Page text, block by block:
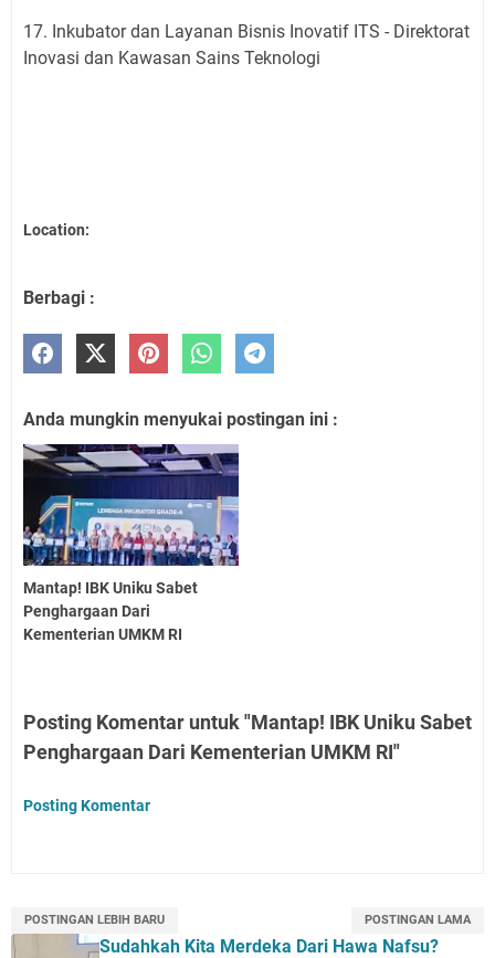
17. Inkubator dan Layanan Bisnis Inovatif ITS - Direktorat
Inovasi dan Kawasan Sains Teknologi
Location:
Berbagi :
Anda mungkin menyukai postingan ini :
Mantap! IBK Uniku Sabet
Penghargaan Dari
Kementerian UMKM RI
Posting Komentar untuk "Mantap! IBK Uniku Sabet
Penghargaan Dari Kementerian UMKM RI"
Posting Komentar
POSTINGAN LEBIH BARU POSTINGAN LAMA
Sudahkah Kita Merdeka Dari Hawa Nafsu?